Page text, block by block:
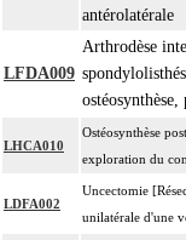
antérolatérale
LFDA009
Arthrodèse
LHCA010
Ostéosynthèse
exploration du
LDFA002
Uncectomie
unilatérale d'une